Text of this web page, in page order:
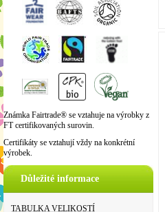
Známka Fairtrade® se vztahuje na výrobky z
FT certifikovaných surovin.
Certifikáty se vztahují vždy na konkrétní
výrobek.
Důležité informace
TABULKA VELIKOSTÍ